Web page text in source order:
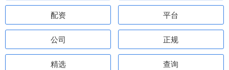
配资 平台
公司 正规
精选 查询